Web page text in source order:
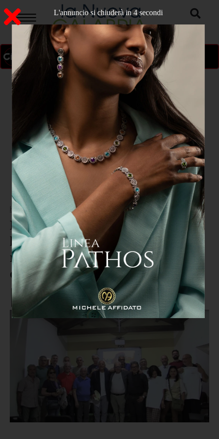
ON AIR
Home > ATTUALITA
Polsi Ambiente 2025,
l'Aspromonte candidato al
riconoscimento come soggetto di
diritto
L'annuncio si chiuderà in 3 secondi